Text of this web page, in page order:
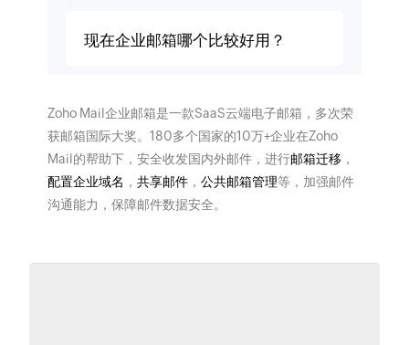
现在企业邮箱哪个比较好用？
Zoho Mail企业邮箱是一款SaaS云端电子邮箱，多次荣
获邮箱国际大奖。180多个国家的10万+企业在Zoho
Mail的帮助下，安全收发国内外邮件，进行邮箱迁移 ，
配置企业域名 ， 共享邮件， 公共邮箱管理等，加强邮件
沟通能力，保障邮件数据安全。